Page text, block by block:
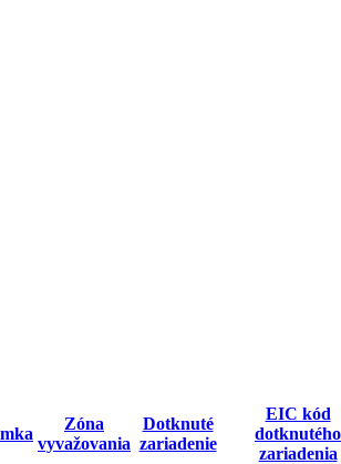
Zóna
vyvažovania
Dotknuté
zariadenie
EIC kód
dotknutého
zariadenia